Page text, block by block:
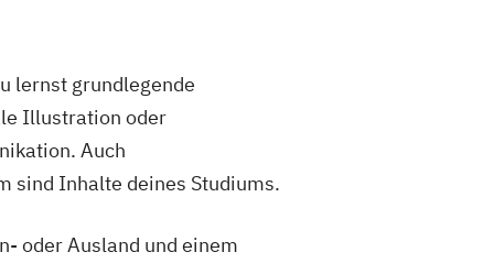
lernst grundlegende
Illustration oder
Auch
sind Inhalte deines Studiums.
oder Ausland und einem